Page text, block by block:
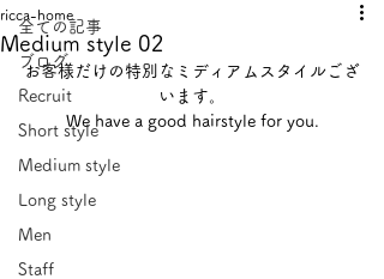
全ての記事
ブログ
Recruit
Short style
Medium style​
Long style
Men
Staff
Medium style 02
ricca-home
お客様だけの特別なミディアムスタイルござ
います。
We have a good hairstyle for you.